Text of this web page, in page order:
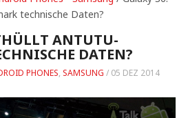
technische Daten?
ANTUTU-
DATEN?
PHONES, SAMSUNG / 05 DEZ 2014